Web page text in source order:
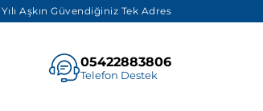
Aşkın Güvendiğiniz Tek Adres
05422883806
Telefon Destek